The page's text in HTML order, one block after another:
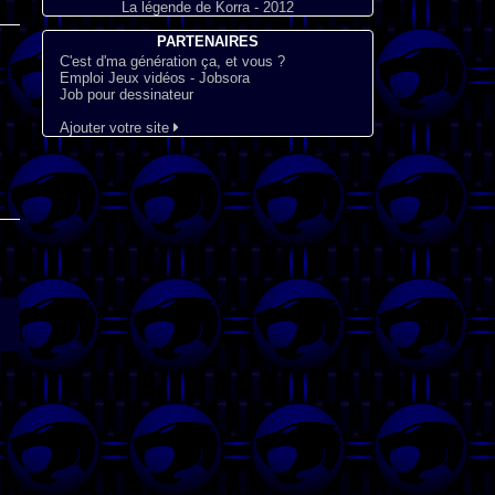
La légende de Korra - 2012
PARTENAIRES
C'est d'ma génération ça, et vous ?
Emploi Jeux vidéos - Jobsora
Job pour dessinateur
Ajouter votre site